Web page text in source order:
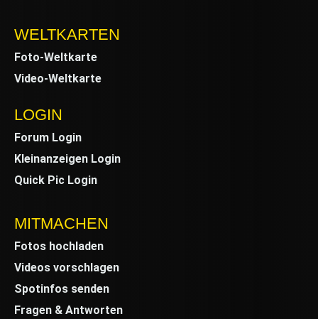
WELTKARTEN
Foto-Weltkarte
Video-Weltkarte
LOGIN
Forum Login
Kleinanzeigen Login
Quick Pic Login
MITMACHEN
Fotos hochladen
Videos vorschlagen
Spotinfos senden
Fragen & Antworten